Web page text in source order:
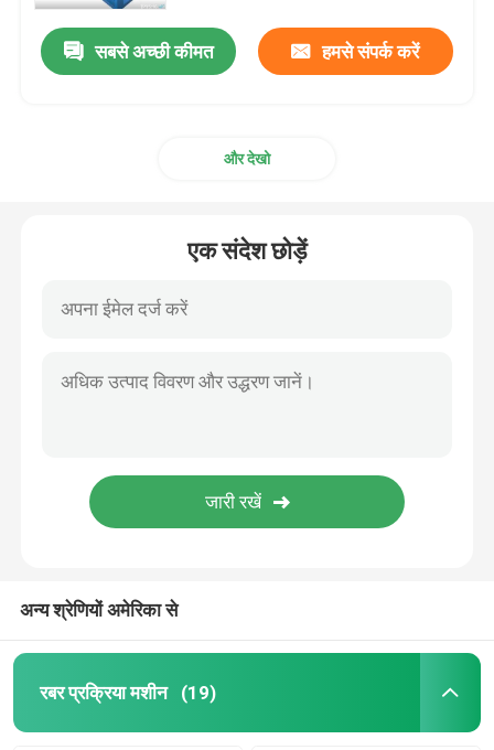
सबसे अच्छी कीमत हमसे संपर्क करें
और देखो
एक संदेश छोड़ें
अन्य श्रेणियों अमेरिका से
रबर प्रक्रिया मशीन (19)